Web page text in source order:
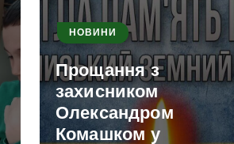
НОВИНИ
Прощання з
захисником
Олександром
Комашком у